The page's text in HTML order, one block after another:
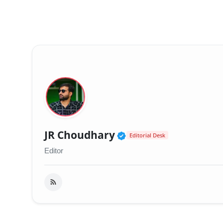
JR Choudhary Verified Public
Editorial Desk
Editor